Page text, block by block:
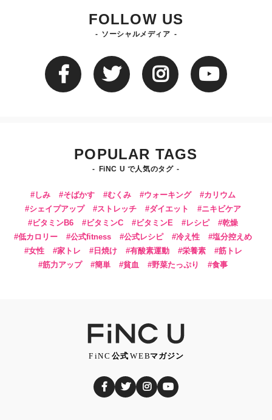
FOLLOW US
ソーシャルメディア
POPULAR TAGS
FiNC U で人気のタグ
しみ そばかす むくみ ウォーキング
カリウム
シェイプアップ
ストレッチ ダイエット
ニキビケア
ビタミンB6
ビタミンC ビタミンE レシピ
乾燥
低カロリー
公式fitness 公式レシピ 冷え性
塩分控えめ
女性
家トレ 日焼け 有酸素運動 栄養素
筋トレ
筋力アップ
簡単 貧血 野菜たっぷり 食事